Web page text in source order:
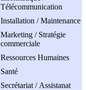
Télécommunication
Installation / Maintenance
Marketing / Stratégie
commerciale
Ressources Humaines
Santé
Secrétariat / Assistanat